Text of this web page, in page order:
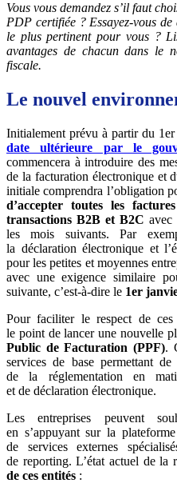
Vous vous demandez s’il faut
PDP certifiée ? Essayez-vous
le plus pertinent pour vous ?
avantages de chacun dans le
fiscale.
Le nouvel
Initialement prévu à partir du
date ultérieure par le
commencera à introduire des
de la facturation électronique et
initiale comprendra l’obligation
d’accepter toutes les
transactions B2B et B2C avec
les mois suivants. Par
la déclaration électronique et
pour les petites et moyennes
avec une exigence similaire
suivante, c’est-à-dire le 1er
Pour faciliter le respect de
le point de lancer une nouvelle
Public de Facturation (PPF).
services de base permettant
de la réglementation en
et de déclaration électronique.
Les entreprises peuvent
en s’appuyant sur la
de services externes
de reporting. L’état actuel de la
de ces entités :